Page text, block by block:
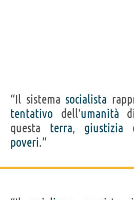
“Il sistema socialista
tentativo dell'umanità
questa terra, giustizia
poveri.”